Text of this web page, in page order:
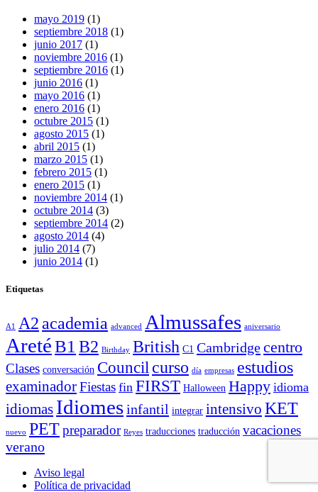
mayo 2019 (1)
septiembre 2018 (1)
junio 2017 (1)
noviembre 2016 (1)
septiembre 2016 (1)
junio 2016 (1)
mayo 2016 (1)
enero 2016 (1)
octubre 2015 (1)
agosto 2015 (1)
abril 2015 (1)
marzo 2015 (1)
febrero 2015 (1)
enero 2015 (1)
noviembre 2014 (1)
octubre 2014 (3)
septiembre 2014 (2)
agosto 2014 (4)
julio 2014 (7)
junio 2014 (1)
Etiquetas
A1 A2academia advanced Almussafes aniversario
AretéB1 B2 Birthday British C1 Cambridgecentro
Clases conversación Council curso día empresas estudios
examinadorFiestas fin FIRST Halloween Happy idioma
idiomas Idiomesinfantil integrar intensivo KET
nuevo PETpreparador Reyes traducciones traducción vacaciones
verano
Aviso legal
Política de privacidad